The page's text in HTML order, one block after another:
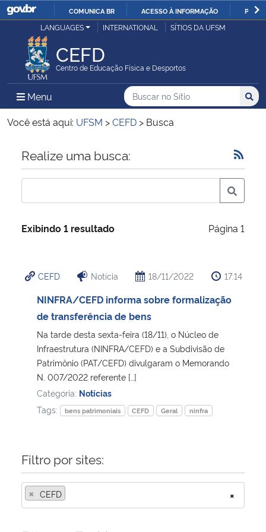
IR
COMUNICA BR ACESSO À INFORMAÇÃO
Ministério da Justiça e Segurança Pública
Ministério da Defesa
Ministério das Relações Exteriores
Ministério da Economia
Ministério da Infraestrutura
Ministério da Cidadania
Ministério de Minas e Energia
Ministério da Ciência, Tecnologia, Inovações e Comunicações
Ministério do Meio Ambiente
Ministério do Desenvolvimento Regional
Controladoria-Geral da União
LANGUAGES INTERNATIONAL SÍTIOS DA UFSM
CEFD
Centro de Educação Física e Desportos
Menu Menu Principal do Sítio
Busca
Buscar no no Sítio
Busca:
Você está aqui: UFSM >CEFD > Busca
Início do conteúdo
Realize uma busca:
Exibindo 1 resultado Página 1
CEFD Notícia 18/11/2022 17:14
NINFRA/CEFD informa sobre formalização
de transferência de bens
Na tarde desta sexta-feira (18/11), o Núcleo de
Infraestrutura (NINFRA/CEFD) e a Subdivisão de
Patrimônio (PAT/CEFD) divulgaram o Memorando
N. 007/2022 referente […]
Categoria: Notícias
Tags:
bens patrimoniais CEFD Geral ninfra
Filtro por sites:
×
× CEFD